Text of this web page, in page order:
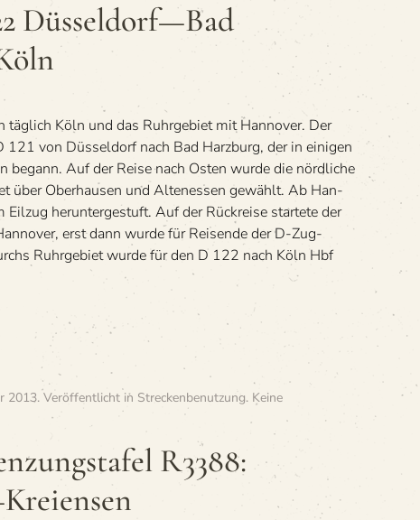
Düsseldorf
Bad
—
Köln
Düsseldorf—Bad
täg­lich Köln und das Ruhr­ge­biet mit Han­no­ver. Der
121 von Düs­sel­dorf nach Bad Harz­burg, der in eini­gen
begann. Auf der Reise nach Osten wurde die nörd­li­che
über Ober­hau­sen und Alten­es­sen gewählt. Ab Han­
Eil­zug her­un­ter­ge­stuft. Auf der Rück­reise star­tete der
erst dann wurde für Rei­sende der D-Zug-
Ruhr­ge­biet wurde für den D 122 nach Köln Hbf
2013. Veröffentlicht in Streckenbenutzung. Keine
R3388: